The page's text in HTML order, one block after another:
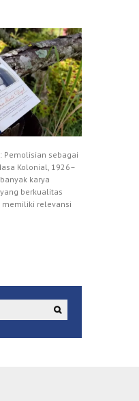
Pemolisian sebagai
Kolonial, 1926–
karya
berkualitas
memiliki relevansi